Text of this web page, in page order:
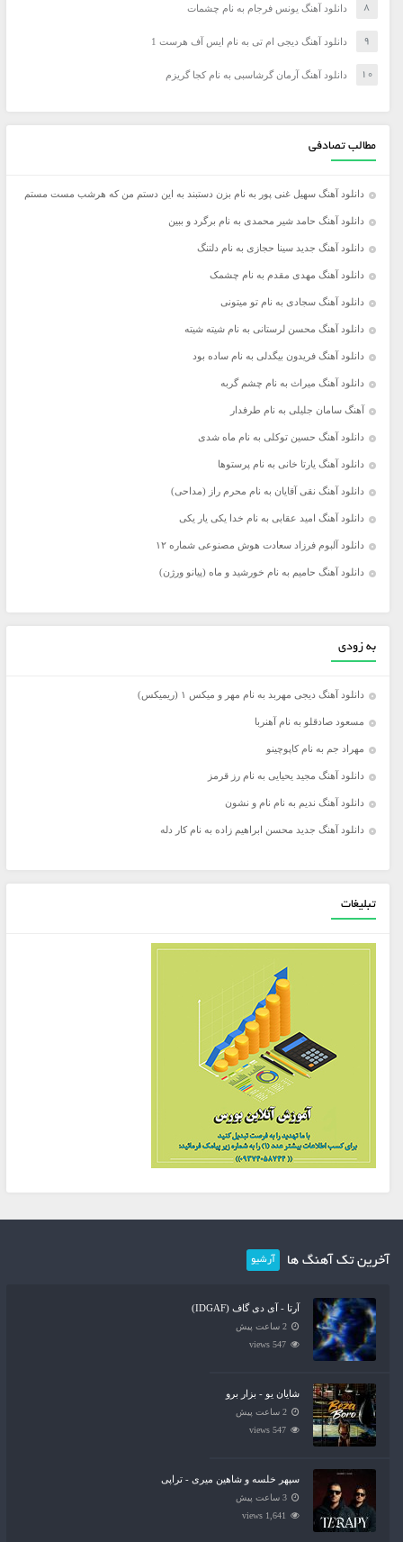
دانلود آهنگ یونس فرجام به نام چشمات
دانلود آهنگ دیجی ام تی به نام ایس آف هرست 1
دانلود آهنگ آرمان گرشاسبی به نام کجا گریزم
مطالب تصادفی
دانلود آهنگ سهیل غنی پور به نام بزن دستبند به این دستم من که هرشب مست مستم
دانلود آهنگ حامد شیر محمدی به نام برگرد و ببین
دانلود آهنگ جدید سینا حجازی به نام دلتنگ
دانلود آهنگ مهدی مقدم به نام چشمک
دانلود آهنگ سجادی به نام تو میتونی
دانلود آهنگ محسن لرستانی به نام شیته شیته
دانلود آهنگ فریدون بیگدلی به نام ساده بود
دانلود آهنگ میراث به نام چشم گربه
آهنگ سامان جلیلی به نام طرفدار
دانلود آهنگ حسین توکلی به نام ماه شدی
دانلود آهنگ یارتا خانی به نام پرستوها
دانلود آهنگ نقی آقایان به نام محرم راز (مداحی)
دانلود آهنگ امید عقابی به نام خدا یکی یار یکی
دانلود آلبوم فرزاد سعادت هوش مصنوعی شماره ۱۲
دانلود آهنگ حامیم به نام خورشید و ماه (پیانو ورژن)
به زودی
دانلود آهنگ دیجی مهربد به نام مهر و میکس ۱ (ریمیکس)
مسعود صادقلو به نام آهنربا
مهراد جم به نام کاپوچینو
دانلود آهنگ مجید یحیایی به نام رز قرمز
دانلود آهنگ ندیم به نام نام و نشون
دانلود آهنگ جدید محسن ابراهیم زاده به نام کار دله
تبلیغات
آخرین تک آهنگ ها آرشیو
آرتا - آی دی گاف (IDGAF)
2 ساعت پیش
547 views
شایان یو - بزار برو
2 ساعت پیش
547 views
سپهر خلسه و شاهین میری - تراپی
3 ساعت پیش
1,641 views